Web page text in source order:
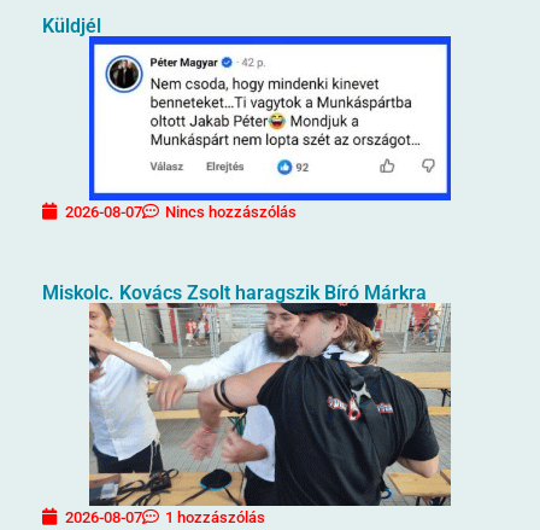
Küldjél
2026-08-07 Nincs hozzászólás
Miskolc. Kovács Zsolt haragszik Bíró Márkra
2026-08-07 1 hozzászólás